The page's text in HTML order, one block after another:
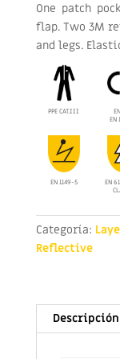
One patch
flap. Two 3M
and legs.
PPE CAT.III
EN
EN 1149-5
EN
Categoría:
Reflective
Descripción